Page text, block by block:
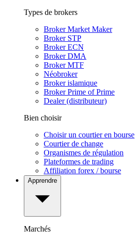
Types de brokers
Broker Market Maker
Broker STP
Broker ECN
Broker DMA
Broker MTF
Néobroker
Broker islamique
Broker Prime of Prime
Dealer (distributeur)
Bien choisir
Choisir un courtier en bourse
Courtier de change
Organismes de régulation
Plateformes de trading
Affiliation forex / bourse
Apprendre
Marchés